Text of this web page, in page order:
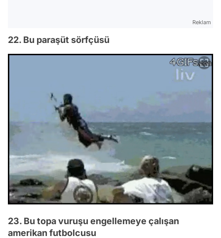
Reklam
22. Bu paraşüt sörfçüsü
23. Bu topa vuruşu engellemeye çalışan
amerikan futbolcusu